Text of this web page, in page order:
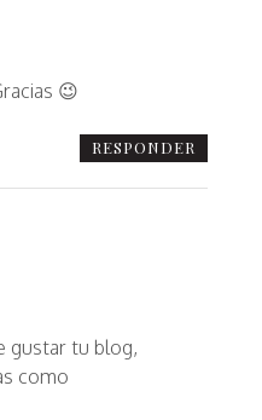
😉
RESPONDER
gustar tu blog,
como